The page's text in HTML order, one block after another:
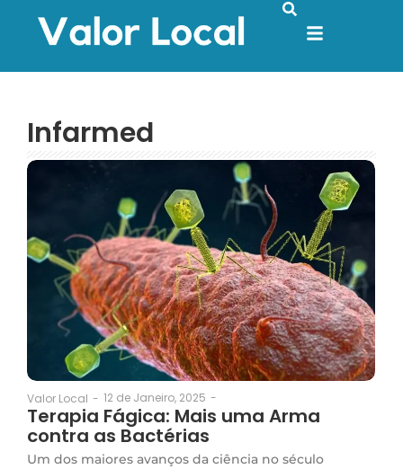
Infarmed
Valor Local - 12 de Janeiro, 2025 -
Terapia Fágica: Mais uma Arma
contra as Bactérias
Um dos maiores avanços da ciência no século